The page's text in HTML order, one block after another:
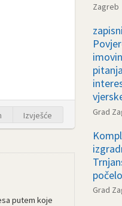
Izvješće
putem koje
Zagreb
Grad
Grad